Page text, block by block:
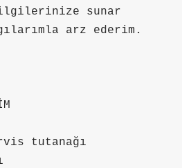
arz ederim.
tutanağı